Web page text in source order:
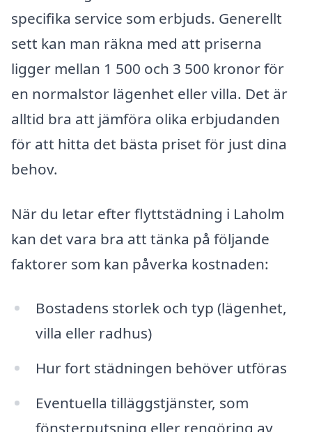
specifika service som erbjuds. Generellt
sett kan man räkna med att priserna
ligger mellan 1 500 och 3 500 kronor för
en normalstor lägenhet eller villa. Det är
alltid bra att jämföra olika erbjudanden
för att hitta det bästa priset för just dina
behov.
När du letar efter flyttstädning i Laholm
kan det vara bra att tänka på följande
faktorer som kan påverka kostnaden:
Bostadens storlek och typ (lägenhet,
villa eller radhus)
Hur fort städningen behöver utföras
Eventuella tilläggstjänster, som
fönsterputsning eller rengöring av